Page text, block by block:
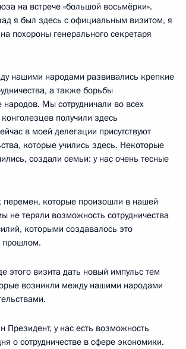
на встрече «большой восьмёрки».
я был здесь с официальным визитом, я
похороны генерального секретаря
нашими народами развивались крепкие
а также борьбы
Мы сотрудничали во всех
получили здесь
в моей делегации присутствуют
которые учились здесь. Некоторые
создали семьи: у нас очень тесные
перемен, которые произошли в нашей
не теряли возможность сотрудничества
которыми создавалось это
прошлом.
этого визита дать новый импульс тем
возникли между нашими народами
Президент, у нас есть возможность
о сотрудничестве в сфере экономики.